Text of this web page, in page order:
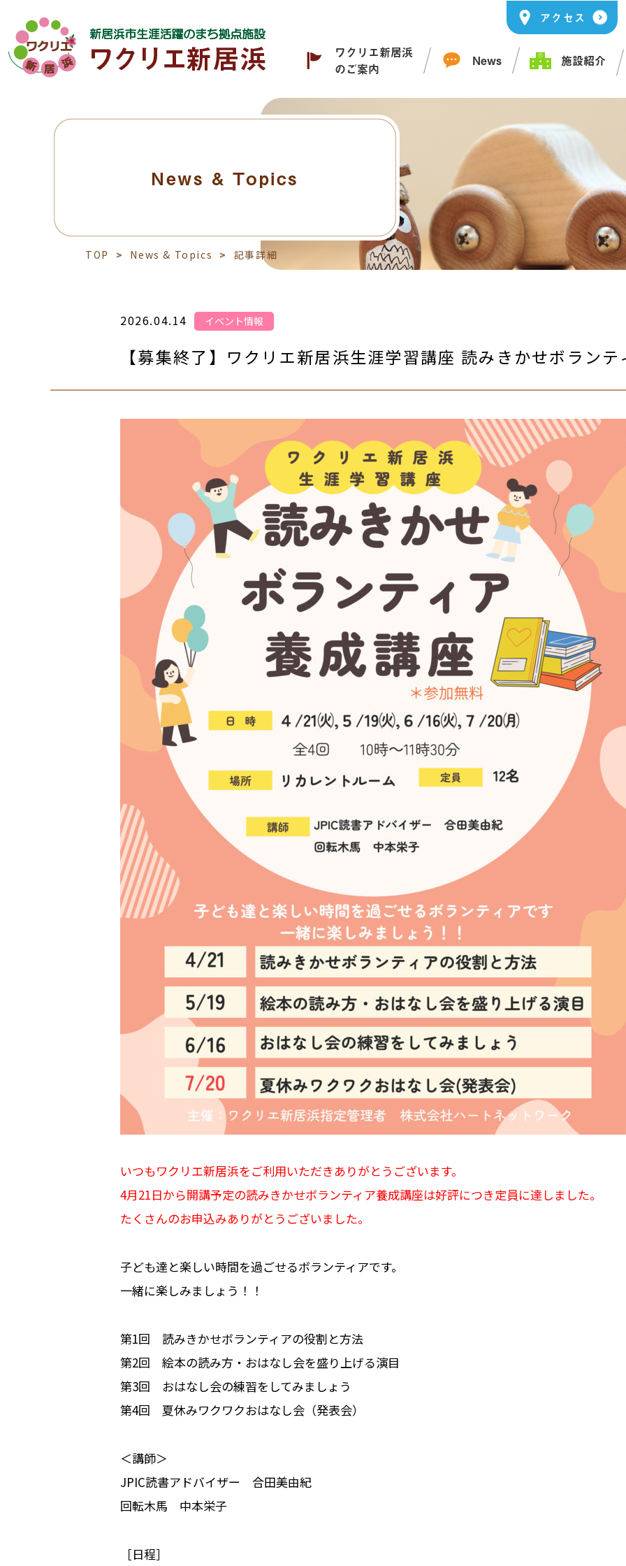
アクセス
ワクリエ新居浜
のご案内
News 施設紹介
News & Topics
TOP News & Topics 記事詳細
2026.04.14 イベント情報
【募集終了】ワクリエ新居浜生涯学習講座 読みきかせボラン
いつもワクリエ新居浜をご利用いただきありがとうございます。
4月21日から開講予定の読みきかせボランティア養成講座は好評につき定員に達しました。
たくさんのお申込みありがとうございました。
子ども達と楽しい時間を過ごせるボランティアです。
一緒に楽しみましょう！！
第1回 読みきかせボランティアの役割と方法
第2回 絵本の読み方・おはなし会を盛り上げる演目
第3回 おはなし会の練習をしてみましょう
第4回 夏休みワクワクおはなし会（発表会）
＜講師＞
JPIC読書アドバイザー 合田美由紀
回転木馬 中本栄子
［日程］